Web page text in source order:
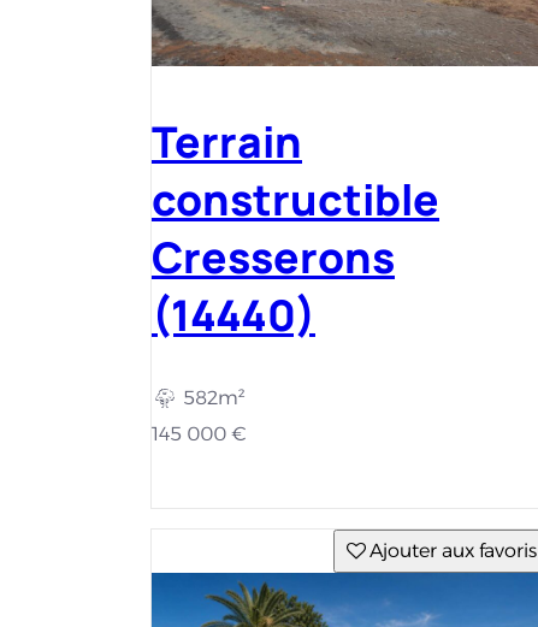
Terrain
constructible
Cresserons
(14440)
582m²
145 000 €
Ajouter aux favoris